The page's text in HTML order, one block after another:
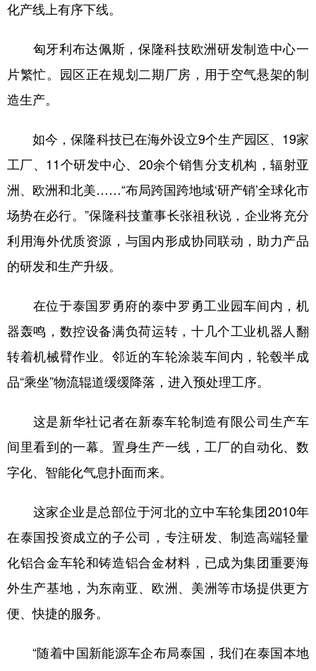
化产线上有序下线。
匈牙利布达佩斯，保隆科技欧洲研发制造中心一
片繁忙。园区正在规划二期厂房，用于空气悬架的制
造生产。
如今，保隆科技已在海外设立9个生产园区、19家
工厂、11个研发中心、20余个销售分支机构，辐射亚
洲、欧洲和北美……“布局跨国跨地域‘研产销’全球化市
场势在必行。”保隆科技董事长张祖秋说，企业将充分
利用海外优质资源，与国内形成协同联动，助力产品
的研发和生产升级。
在位于泰国罗勇府的泰中罗勇工业园车间内，机
器轰鸣，数控设备满负荷运转，十几个工业机器人翻
转着机械臂作业。邻近的车轮涂装车间内，轮毂半成
品“乘坐”物流辊道缓缓降落，进入预处理工序。
这是新华社记者在新泰车轮制造有限公司生产车
间里看到的一幕。置身生产一线，工厂的自动化、数
字化、智能化气息扑面而来。
这家企业是总部位于河北的立中车轮集团2010年
在泰国投资成立的子公司，专注研发、制造高端轻量
化铝合金车轮和铸造铝合金材料，已成为集团重要海
外生产基地，为东南亚、欧洲、美洲等市场提供更方
便、快捷的服务。
“随着中国新能源车企布局泰国，我们在泰国本地